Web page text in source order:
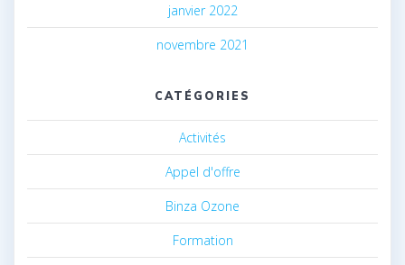
janvier 2022
novembre 2021
CATÉGORIES
Activités
Appel d'offre
Binza Ozone
Formation